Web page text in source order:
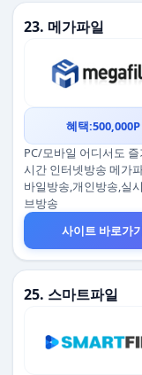
23. 메가파일
혜택:500,000P
PC/모바일 어디서도 즐
시간 인터넷방송 메가
바일방송,개인방송,실
브방송
사이트 바로가
25. 스마트파일